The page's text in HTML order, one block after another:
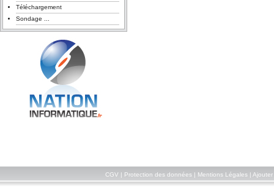
Téléchargement
Sondage ...
CGV Protection des données| Mentions Légales| Ajouter